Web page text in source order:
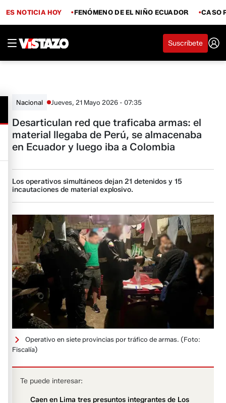
ES NOTICIA HOY FENÓMENO DE EL NIÑO ECUADOR CASO
Suscríbete
Nacional Jueves, 21 Mayo 2026 - 07:35
Desarticulan red que traficaba armas: el
material llegaba de Perú, se almacenaba
en Ecuador y luego iba a Colombia
Los operativos simultáneos dejan 21 detenidos y 15
incautaciones de material explosivo.
Operativo en siete provincias por tráfico de armas. (Foto:
Fiscalía)
Te puede interesar:
Caen en Lima tres presuntos integrantes de Los